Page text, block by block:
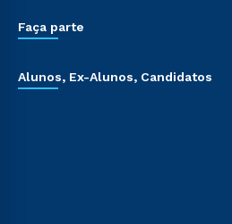
Faça parte
Alunos, Ex-Alunos, Candidatos